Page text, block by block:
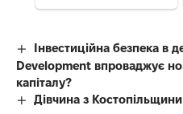
Інвестиційна безпека в
Development впроваджує
капіталу?
Дівчина з